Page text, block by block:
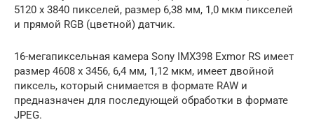
5120 x 3840 пикселей, размер 6,38 мм, 1,0 мкм пикселей
и прямой RGB (цветной) датчик.
16-мегапиксельная камера Sony IMX398 Exmor RS имеет
размер 4608 x 3456, 6,4 мм, 1,12 мкм, имеет двойной
пиксель, который снимается в формате RAW и
предназначен для последующей обработки в формате
JPEG.